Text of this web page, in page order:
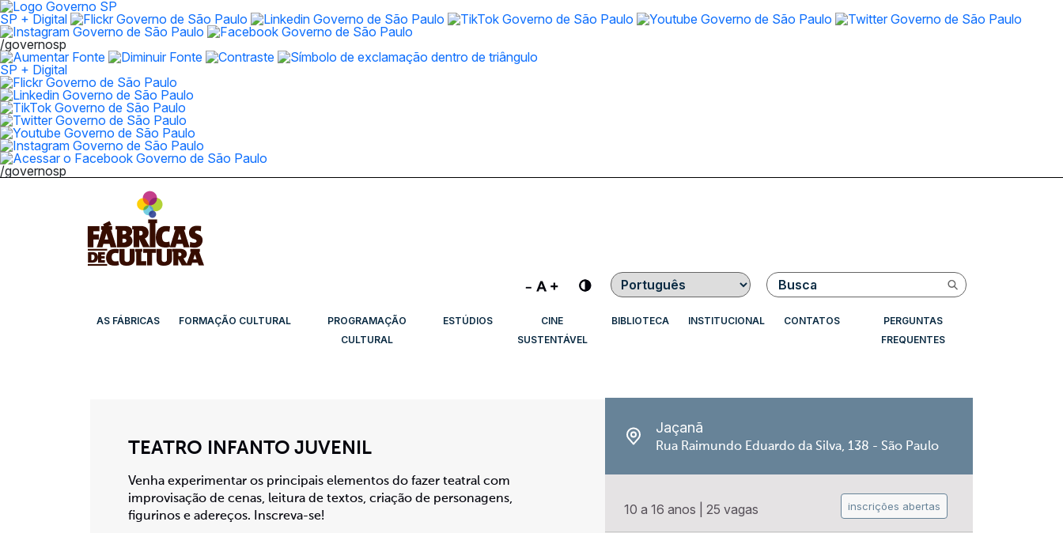
SP + Digital
/governosp
SP + Digital
/governosp
Contraste Buscar
AS FÁBRICAS FORMAÇÃO CULTURAL
PROGRAMAÇÃO
CULTURAL
ESTÚDIOS
CINE
SUSTENTÁVEL
BIBLIOTECA INSTITUCIONAL CONTATOS
PERGUNTAS
FREQUENTES
TEATRO INFANTO JUVENIL
Venha experimentar os principais elementos do fazer teatral com
improvisação de cenas, leitura de textos, criação de personagens,
figurinos e adereços. Inscreva-se!
Jaçanã
Rua Raimundo Eduardo da Silva, 138 - São Paulo
10 a 16 anos 25 vagas inscrições abertas